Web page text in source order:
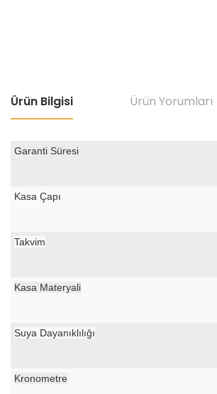
Ürün Bilgisi Ürün Yorumları
Garanti Süresi
Kasa Çapı
Takvim
Kasa Materyali
Suya Dayanıklılığı
Kronometre